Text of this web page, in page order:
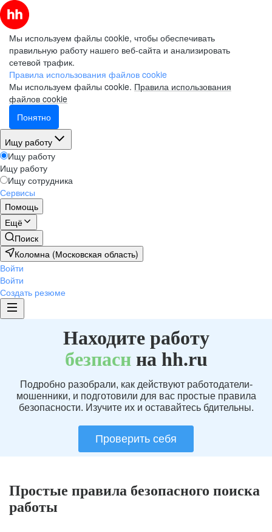
Мы используем файлы cookie, чтобы обеспечивать
правильную работу нашего веб-сайта и анализировать
сетевой трафик.
Правила использования файлов cookie
Мы используем файлы cookie. Правила использования
файлов cookie
Понятно
Ищу работу
Ищу работу
Ищу работу
Ищу сотрудника
Сервисы
Помощь
Ещё
Поиск
Коломна (Московская область)
Войти
Войти
Создать резюме
Находите работу
безпаснна hh.ru
Подробно разобрали, как действуют работодатели-
мошенники, и подготовили для вас простые правила
безопасности. Изучите их и оставайтесь бдительны.
Проверить себя
Простые правила безопасного поиска
работы